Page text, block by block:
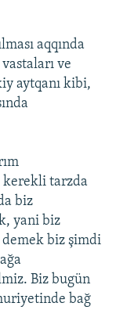
aqqında
ve
aytqanı kibi,
kerekli tarzda
biz
yani biz
demek biz şimdi
Biz bugün
bağ